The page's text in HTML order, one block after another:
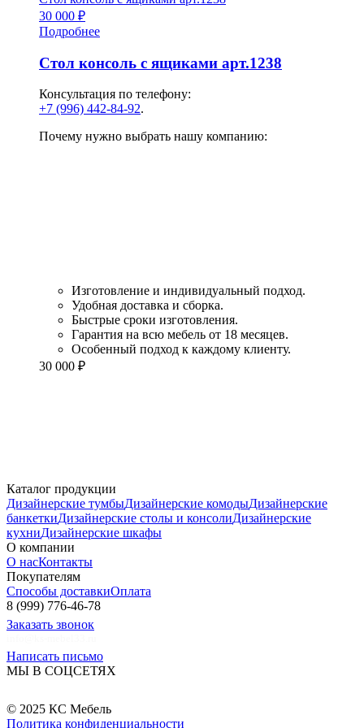
30 000 ₽
Подробнее
Стол консоль с ящиками арт.1238
Консультация по телефону:
+7 (996) 442-84-92.
Почему нужно выбрать нашу компанию:
Изготовление и индивидуальный подход.
Удобная доставка и сборка.
Быстрые сроки изготовления.
Гарантия на всю мебель от 18 месяцев.
Особенный подход к каждому клиенту.
30 000 ₽
Каталог продукции
Дизайнерские тумбыДизайнерские комодыДизайнерские
банкеткиДизайнерские столы и консолиДизайнерские
кухниДизайнерские шкафы
О компании
О насКонтакты
Покупателям
Способы доставкиОплата
8 (999) 776-46-78
Заказать звонок
Написать письмо
МЫ В СОЦСЕТЯХ
© 2025 КС Мебель
Политика конфиденциальности